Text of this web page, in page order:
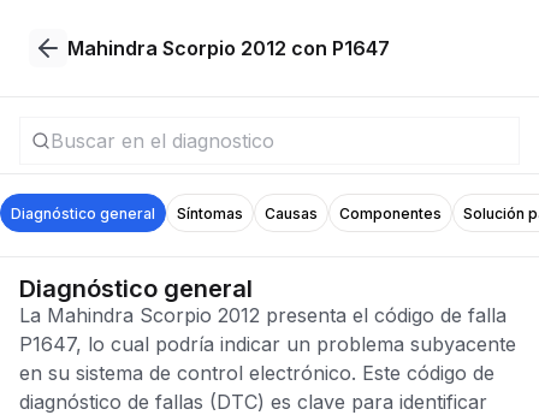
Mahindra Scorpio 2012 con P1647
Diagnóstico general Síntomas Causas Componentes Solución
Diagnóstico general
La Mahindra Scorpio 2012 presenta el código de falla
P1647, lo cual podría indicar un problema subyacente
en su sistema de control electrónico. Este código de
diagnóstico de fallas (DTC) es clave para identificar